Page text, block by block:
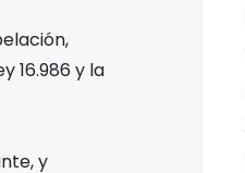
16.986 y la
y